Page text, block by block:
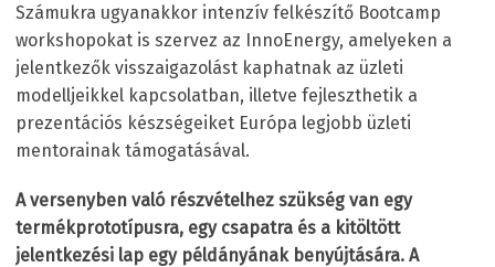
Számukra ugyanakkor intenzív felkészítő Bootcamp
workshopokat is szervez az InnoEnergy, amelyeken a
jelentkezők visszaigazolást kaphatnak az üzleti
modelljeikkel kapcsolatban, illetve fejleszthetik a
prezentációs készségeiket Európa legjobb üzleti
mentorainak támogatásával.
A versenyben való részvételhez szükség van egy
termékprototípusra, egy csapatra és a kitöltött
jelentkezési lap egy példányának benyújtására. A